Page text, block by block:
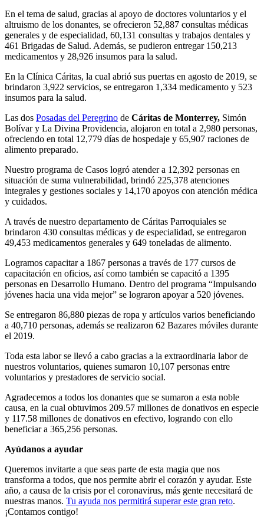
En el tema de salud, gracias al apoyo de doctores voluntarios y el
altruismo de los donantes, se ofrecieron 52,887 consultas médicas
generales y de especialidad, 60,131 consultas y trabajos dentales y
461 Brigadas de Salud. Además, se pudieron entregar 150,213
medicamentos y 28,926 insumos para la salud.
En la Clínica Cáritas, la cual abrió sus puertas en agosto de 2019, se
brindaron 3,922 servicios, se entregaron 1,334 medicamento y 523
insumos para la salud.
Las dos Posadas del Peregrino de Cáritas de Monterrey, Simón
Bolívar y La Divina Providencia, alojaron en total a 2,980 personas,
ofreciendo en total 12,779 días de hospedaje y 65,907 raciones de
alimento preparado.
Nuestro programa de Casos logró atender a 12,392 personas en
situación de suma vulnerabilidad, brindó 225,378 atenciones
integrales y gestiones sociales y 14,170 apoyos con atención médica
y cuidados.
A través de nuestro departamento de Cáritas Parroquiales se
brindaron 430 consultas médicas y de especialidad, se entregaron
49,453 medicamentos generales y 649 toneladas de alimento.
Logramos capacitar a 1867 personas a través de 177 cursos de
capacitación en oficios, así como también se capacitó a 1395
personas en Desarrollo Humano. Dentro del programa “Impulsando
jóvenes hacia una vida mejor” se lograron apoyar a 520 jóvenes.
Se entregaron 86,880 piezas de ropa y artículos varios beneficiando
a 40,710 personas, además se realizaron 62 Bazares móviles durante
el 2019.
Toda esta labor se llevó a cabo gracias a la extraordinaria labor de
nuestros voluntarios, quienes sumaron 10,107 personas entre
voluntarios y prestadores de servicio social.
Agradecemos a todos los donantes que se sumaron a esta noble
causa, en la cual obtuvimos 209.57 millones de donativos en especie
y 117.58 millones de donativos en efectivo, logrando con ello
beneficiar a 365,256 personas.
Ayúdanos a ayudar
Queremos invitarte a que seas parte de esta magia que nos
transforma a todos, que nos permite abrir el corazón y ayudar. Este
año, a causa de la crisis por el coronavirus, más gente necesitará de
nuestras manos. Tu ayuda nos permitirá superar este gran reto.
¡Contamos contigo!